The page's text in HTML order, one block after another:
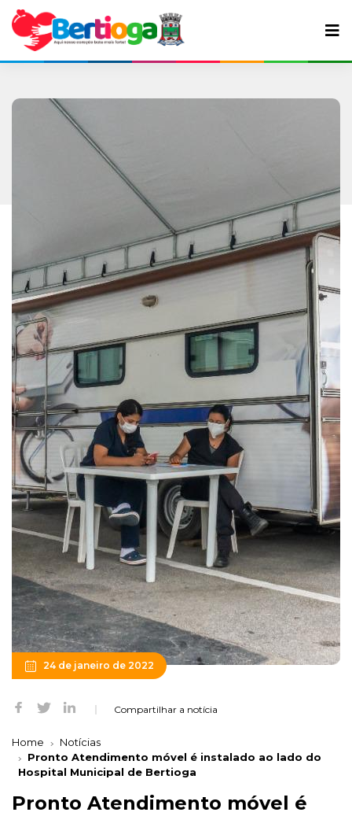
24 de janeiro de 2022
Compartilhar a notícia
Home
Notícias
Pronto Atendimento móvel é instalado ao lado do
Hospital Municipal de Bertioga
Pronto Atendimento móvel é